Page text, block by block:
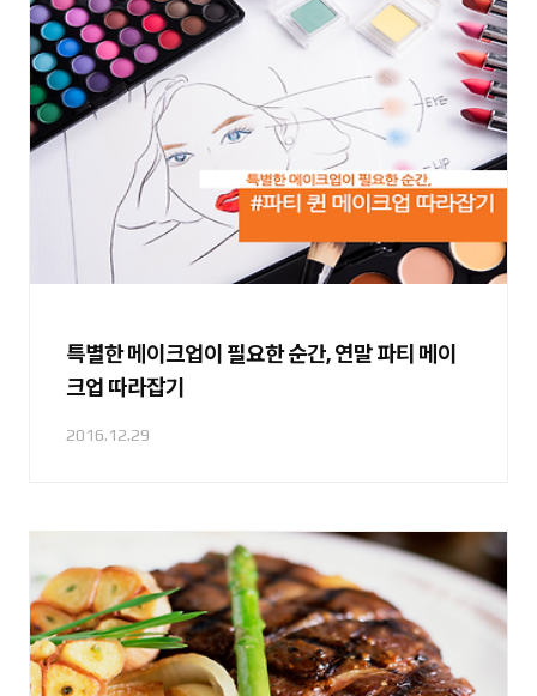
특별한 메이크업이 필요한 순간, 연말 파티 메이
크업 따라잡기
2016.12.29